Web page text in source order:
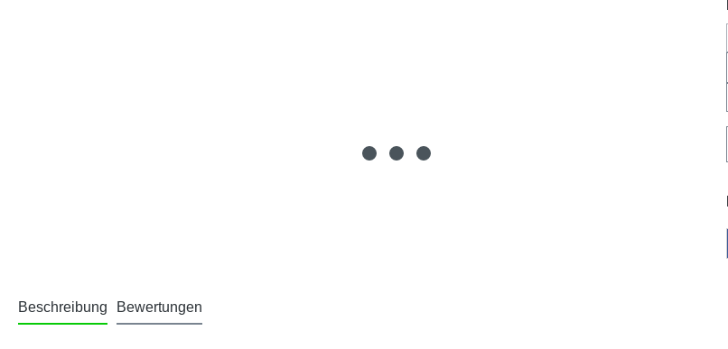
Beschreibung Bewertungen